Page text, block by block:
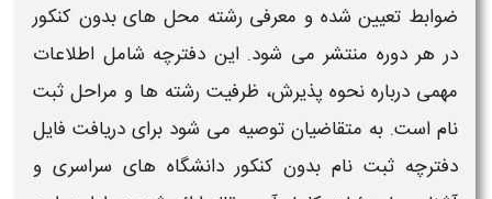
ضوابط تعیین‌ شده و معرفی رشته‌ محل‌ هایبدون کنکور
در هر دوره منتشر می‌ شود. این دفترچه شامل اطلاعات
مهمی درباره نحوه پذیرش، ظرفیت رشته‌ ها و مراحل ثبت
نام است. به متقاضیان توصیه می‌ شود برای دریافت فایل
دفترچه ثبت نام بدون کنکور دانشگاه‌ های سراسری و